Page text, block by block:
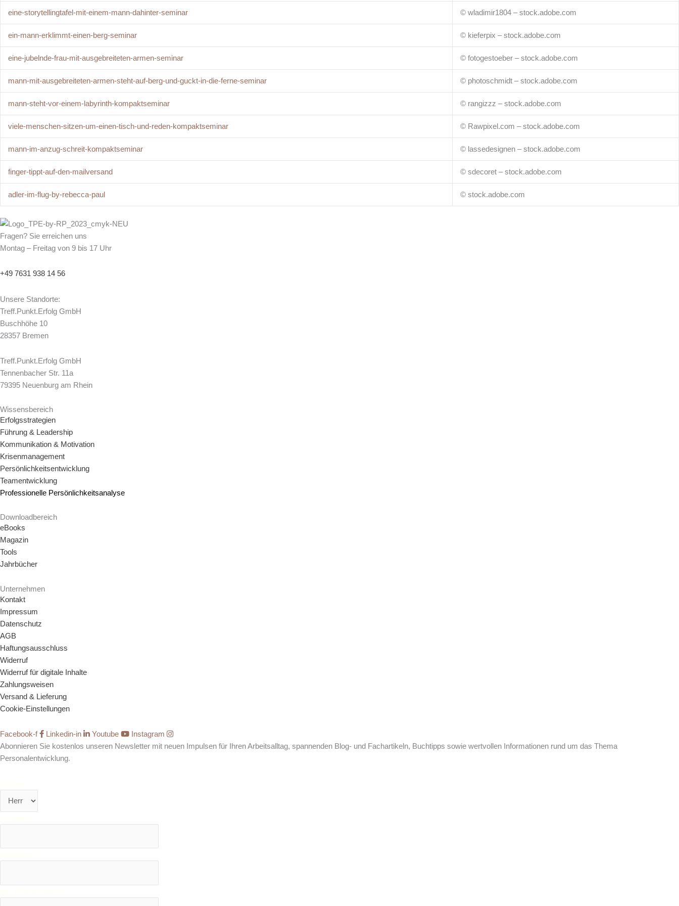
eine-storytellingtafel-mit-einem-mann-dahinter-seminar © wladimir1804 – stock.adobe.com
ein-mann-erklimmt-einen-berg-seminar © kieferpix – stock.adobe.com
eine-jubelnde-frau-mit-ausgebreiteten-armen-seminar © fotogestoeber – stock.adobe.com
mann-mit-ausgebreiteten-armen-steht-auf-berg-und-guckt-in-die-ferne-seminar © photoschmidt – stock.adobe.com
mann-steht-vor-einem-labyrinth-kompaktseminar © rangizzz – stock.adobe.com
viele-menschen-sitzen-um-einen-tisch-und-reden-kompaktseminar © Rawpixel.com – stock.adobe.com
mann-im-anzug-schreit-kompaktseminar © lassedesignen – stock.adobe.com
finger-tippt-auf-den-mailversand © sdecoret – stock.adobe.com
adler-im-flug-by-rebecca-paul © stock.adobe.com
Fragen? Sie erreichen uns
Montag – Freitag von 9 bis 17 Uhr
+49 7631 938 14 56
Unsere Standorte:
Treff.Punkt.Erfolg GmbH
Buschhöhe 10
28357 Bremen
Treff.Punkt.Erfolg GmbH
Tennenbacher Str. 11a
79395 Neuenburg am Rhein
Wissensbereich
Erfolgsstrategien
Führung & Leadership
Kommunikation & Motivation
Krisenmanagement
Persönlichkeitsentwicklung
Teamentwicklung
Professionelle Persönlichkeitsanalyse
Downloadbereich
eBooks
Magazin
Tools
Jahrbücher
Unternehmen
Kontakt
Impressum
Datenschutz
AGB
Haftungsausschluss
Widerruf
Widerruf für digitale Inhalte
Zahlungsweisen
Versand & Lieferung
Cookie-Einstellungen
Facebook-f Linkedin-in Youtube
Instagram
Abonnieren Sie kostenlos unseren Newsletter mit neuen Impulsen für Ihren Arbeitsalltag, spannenden Blog- und Fachartikeln, Buchtipps sowie wertvollen Informationen rund um das Thema
Personalentwicklung.